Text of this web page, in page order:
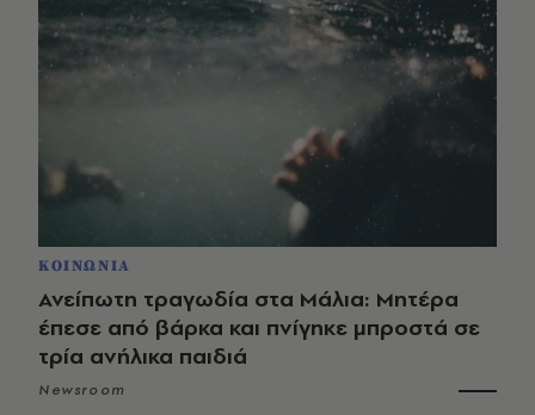
ΚΟΙΝΩΝΙΑ
Ανείπωτη τραγωδία στα Μάλια: Μητέρα
έπεσε από βάρκα και πνίγηκε μπροστά σε
τρία ανήλικα παιδιά
Newsroom